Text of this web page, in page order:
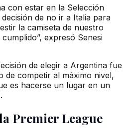
con estar en la Selección
de no ir a Italia para
la camiseta de nuestro
expresó Senesi
de elegir a Argentina fue
de competir al máximo nivel,
es hacerse un lugar en un
Premier League